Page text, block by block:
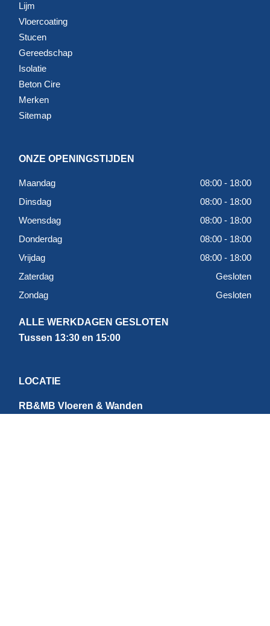
Lijm
Vloercoating
Stucen
Gereedschap
Isolatie
Beton Cire
Merken
Sitemap
ONZE OPENINGSTIJDEN
Maandag
08:00 - 18:00
Dinsdag
08:00 - 18:00
Woensdag
08:00 - 18:00
Donderdag
08:00 - 18:00
Vrijdag
08:00 - 18:00
Zaterdag
Gesloten
Zondag
Gesloten
ALLE WERKDAGEN GESLOTEN
Tussen 13:30 en 15:00
LOCATIE
RB&MB Vloeren & Wanden